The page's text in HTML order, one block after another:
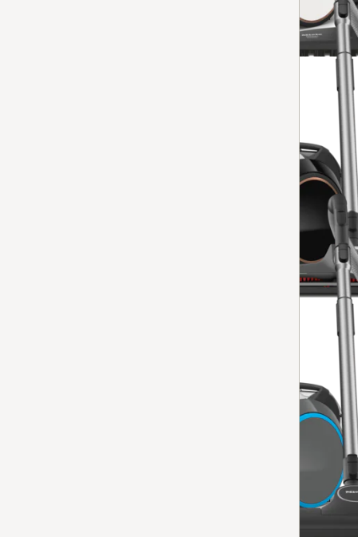
Disponible immédiatement. Livraison gratuite sous 1 à 3
pour les plus hautes exigences en matière d’hygiène,
Disponible immédiatement. Livraison gratuite sous 1 à 3
pour une puissance d’aspiration maximale avec un
Disponible immédiatement. Livraison gratuite sous 1 à 3